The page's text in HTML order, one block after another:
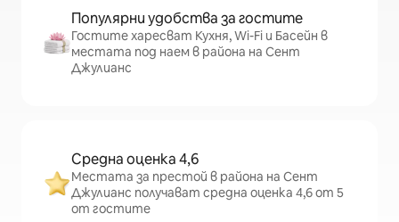
Популярни удобства за гостите
Гостите харесват Кухня, Wi-Fi и Басейн в
местата под наем в района на Сент
Джулианс
Средна оценка 4,6
Местата за престой в района на Сент
Джулианс получават средна оценка 4,6 от 5
от гостите